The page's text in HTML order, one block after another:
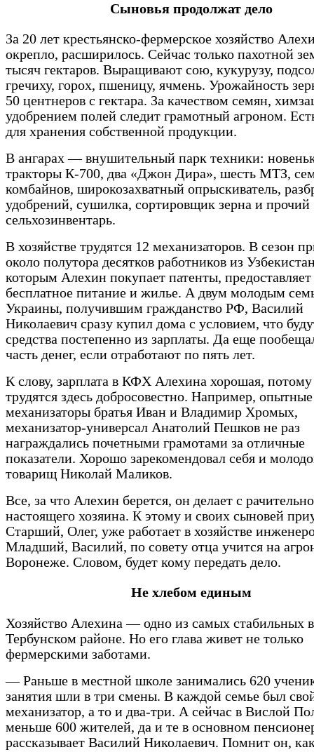
Сыновья продолжат дело
За 20 лет крестьянско-фермерское хозяйство
окрепло, расширилось. Сейчас только пахотной
тысяч гектаров. Выращивают сою, кукурузу,
гречиху, горох, пшеницу, ячмень. Урожайность
50 центнеров с гектара. За качеством семян,
удобрением полей следит грамотный агроном.
для хранения собственной продукции.
В ангарах — внушительный парк техники:
тракторы К-700, два «Джон Дира», шесть МТЗ,
комбайнов, широкозахватный опрыскиватель,
удобрений, сушилка, сорти­ровщик зерна и прочий
сельхозинвентарь.
В хозяйстве трудятся 12 механизаторов. В сезон
около полутора десятков работников из
которым Алехин покупает патенты, предоставляет
бесплатное питание и жилье. А двум молодым
Украины, получившим гражданство РФ, Василий
Николаевич сразу купил дома с условием, что
средства постепенно из зарплаты. Да еще
часть денег, если отработают по пять лет.
К слову, зарплата в КФХ Алехина хорошая,
трудятся здесь добросовестно. Например, опытные
механизаторы братья Иван и Владимир Хромых,
механизатор-универсал Анатолий Пешков не раз
награждались почетными грамотами за отличные
показатели. Хорошо зарекомендовал себя и
товарищ Николай Маликов.
Все, за что Алехин берется, он делает с
настоящего хозяина. К этому и своих сыновей
Старший, Олег, уже работает в хозяйстве
Младший, Василий, по совету отца учится на
Воронеже. Словом, будет кому передать дело.
Не хлебом единым
Хозяйство Алехина — одно из самых стабильных в
Тербунском районе. Но его глава живет не только
фермерскими заботами.
— Раньше в местной школе занимались 620
занятия шли в три смены. В каждой семье был
механизатор, а то и два-три. А сейчас в Вислой
меньше 600 жителей, да и те в основном
рассказывает Василий Николаевич. Помнит он,